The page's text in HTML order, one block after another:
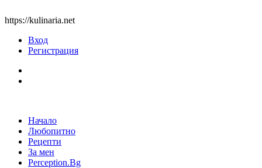
https://kulinaria.net
Вход
Регистрация
Начало
Любопитно
Рецепти
За мен
Perception.Bg